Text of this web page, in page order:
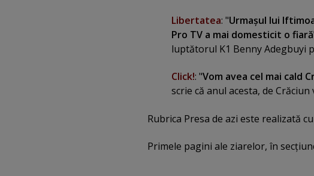
Libertatea: "Urmaşul lui
Pro TV a mai domesticit o fiară
luptătorul K1 Benny Adegbuyi
Click!: "Vom avea cel mai cald
scrie că anul acesta, de
Rubrica Presa de azi este realizată
Primele pagini ale ziarelor, în